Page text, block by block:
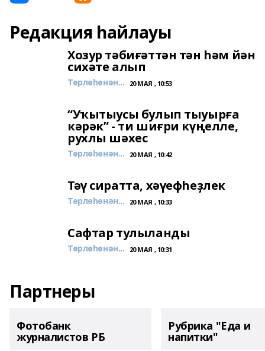
Редакция һайлауы
Хозур тәбиғәттән тән һәм йән
сихәте алып
Төрлөһөнән... 20 МАЯ , 10:53
“Уҡытыусы булып тыуырға
кәрәк” - ти шиғри күңелле,
рухлы шәхес
Төрлөһөнән... 20 МАЯ , 10:42
Тәү сиратта, хәүефһеҙлек
Төрлөһөнән... 20 МАЯ , 10:33
Сафтар тулыланды
Төрлөһөнән... 20 МАЯ , 10:31
Партнеры
Фотобанк
журналистов РБ
Рубрика "Еда и
напитки"